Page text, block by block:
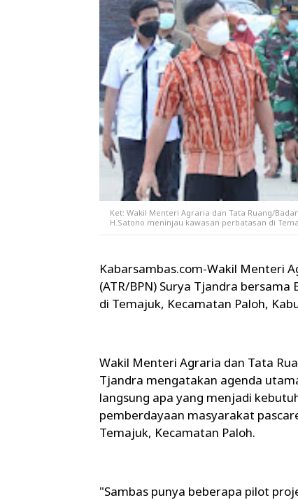
Ket: Wakil Menteri Agraria dan Tata Ruang/
H.Satono meninjau kawasan perbatasan di
Kabarsambas.com-Wakil Menteri
(ATR/BPN) Surya Tjandra
di Temajuk, Kecamatan Paloh,
Wakil Menteri Agraria dan Tata
Tjandra mengatakan agenda
langsung apa yang menjadi
pemberdayaan masyarakat
Temajuk, Kecamatan Paloh.
"Sambas punya beberapa pilot